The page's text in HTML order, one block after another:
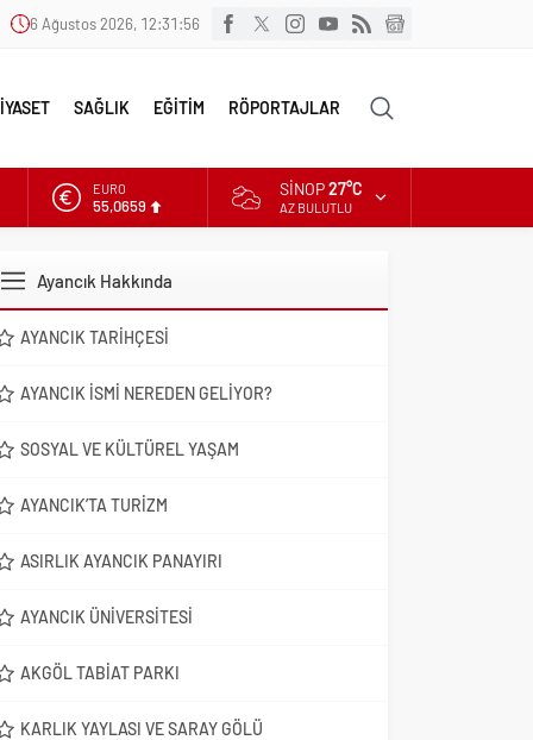
6 Ağustos 2026, 12:31:57
SAĞLIK EĞİTİM RÖPORTAJLAR
ALTIN
6.521,17
EURO
55,0659
SINOP27°C
AZ BULUTLU
Ayancık Hakkında
AYANCIK TARIHÇESI
AYANCIK İSMI NEREDEN GELIYOR?
SOSYAL VE KÜLTÜREL YAŞAM
AYANCIK’TA TURIZM
ASIRLIK AYANCIK PANAYIRI
AYANCIK ÜNIVERSITESI
AKGÖL TABIAT PARKI
KARLIK YAYLASI VE SARAY GÖLÜ